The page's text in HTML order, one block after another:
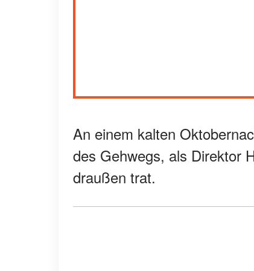
An einem kalten
des Gehwegs, als Direktor
draußen trat.